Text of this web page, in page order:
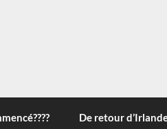
technologiques
De retour